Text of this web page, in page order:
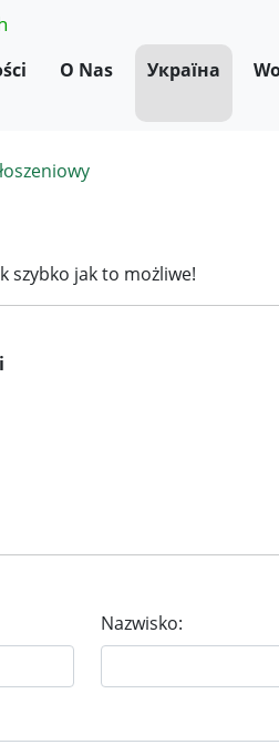
O Nas Україна
szybko jak to możliwe!
Nazwisko: